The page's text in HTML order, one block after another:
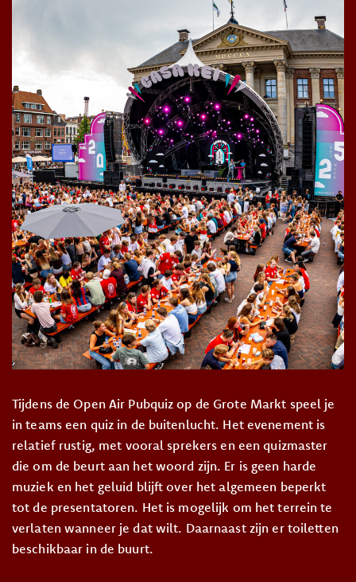
Tijdens de Open Air Pubquiz op de Grote Markt speel je
in teams een quiz in de buitenlucht. Het evenement is
relatief rustig, met vooral sprekers en een quizmaster
die om de beurt aan het woord zijn. Er is geen harde
muziek en het geluid blijft over het algemeen beperkt
tot de presentatoren. Het is mogelijk om het terrein te
verlaten wanneer je dat wilt. Daarnaast zijn er toiletten
beschikbaar in de buurt.